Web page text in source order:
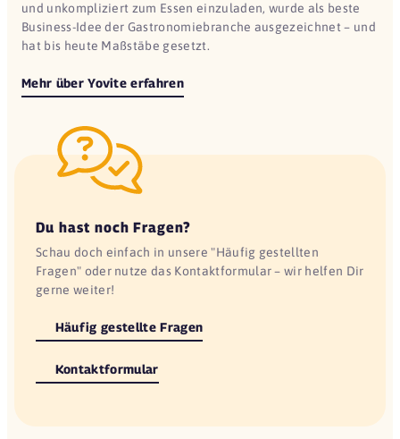
und unkompliziert zum Essen einzuladen, wurde als beste
Business-Idee der Gastronomiebranche ausgezeichnet – und
hat bis heute Maßstäbe gesetzt.
Mehr über Yovite erfahren
Du hast noch Fragen?
Schau doch einfach in unsere "Häufig gestellten
Fragen" oder nutze das Kontaktformular – wir helfen Dir
gerne weiter!
Häufig gestellte Fragen
Kontaktformular